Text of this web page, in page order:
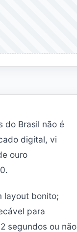
do Brasil não é
digital, vi
ouro
layout bonito;
para
segundos ou não